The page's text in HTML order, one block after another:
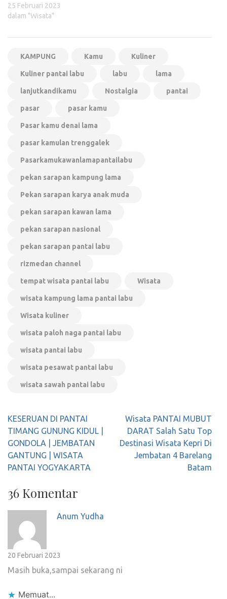
25 Februari 2023
dalam "Wisata"
KAMPUNG Kamu Kuliner
Kuliner pantai labu labu lama
lanjutkandikamu Nostalgia pantai
pasar pasar kamu
Pasar kamu denai lama
pasar kamulan trenggalek
Pasarkamukawanlamapantailabu
pekan sarapan kampung lama
Pekan sarapan karya anak muda
pekan sarapan kawan lama
pekan sarapan nasional
pekan sarapan pantai labu
rizmedan channel
tempat wisata pantai labu Wisata
wisata kampung lama pantai labu
Wisata kuliner
wisata paloh naga pantai labu
wisata pantai labu
wisata pesawat pantai labu
wisata sawah pantai labu
Navigasi
pos
KESERUAN DI PANTAI
TIMANG GUNUNG KIDUL |
GONDOLA | JEMBATAN
GANTUNG | WISATA
PANTAI YOGYAKARTA
Wisata PANTAI MUBUT
DARAT Salah Satu Top
Destinasi Wisata Kepri Di
Jembatan 4 Barelang
Batam
36 Komentar
Anum Yudha
20 Februari 2023
Masih buka,sampai sekarang ni
Memuat...